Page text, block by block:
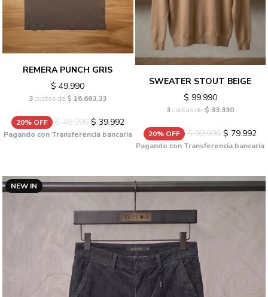
REMERA PUNCH GRIS
$ 49.990
3cuotas de $ 16.663,33
20% OFF $ 49.990$ 39.992
Pagando con Transferencia bancaria
SWEATER STOUT BEIGE
$ 99.990
3cuotas de $ 33.330
20% OFF $ 99.990 $ 79.992
Pagando con Transferencia bancaria
NEW IN